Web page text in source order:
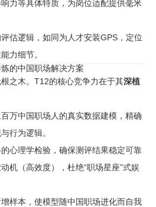
力等具体特质，为岗位适配提供毫米
估逻辑，如同为人才安装GPS，定位
力细节。
的中国职场解决方案
之木。T12的核心竞争力在于其深植
万中国职场人的真实数据建模，精确
行为逻辑。
心理学检验，确保测评结果稳定可靠
机（高效度），杜绝“职场星座”式娱
样本，使模型随中国职场进化而自我